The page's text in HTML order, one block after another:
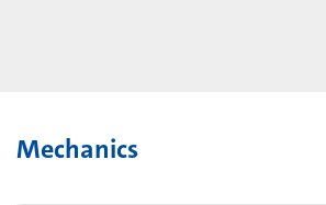
Mechanics